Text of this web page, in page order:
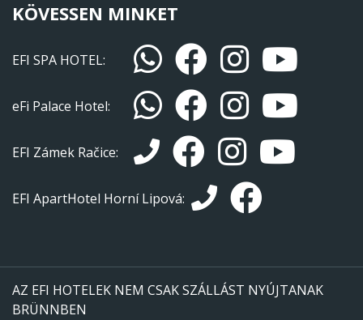
KÖVESSEN MINKET
EFI SPA HOTEL:
eFi Palace Hotel:
EFI Zámek Račice:
EFI ApartHotel Horní Lipová:
AZ EFI HOTELEK NEM CSAK SZÁLLÁST NYÚJTANAK
BRÜNNBEN